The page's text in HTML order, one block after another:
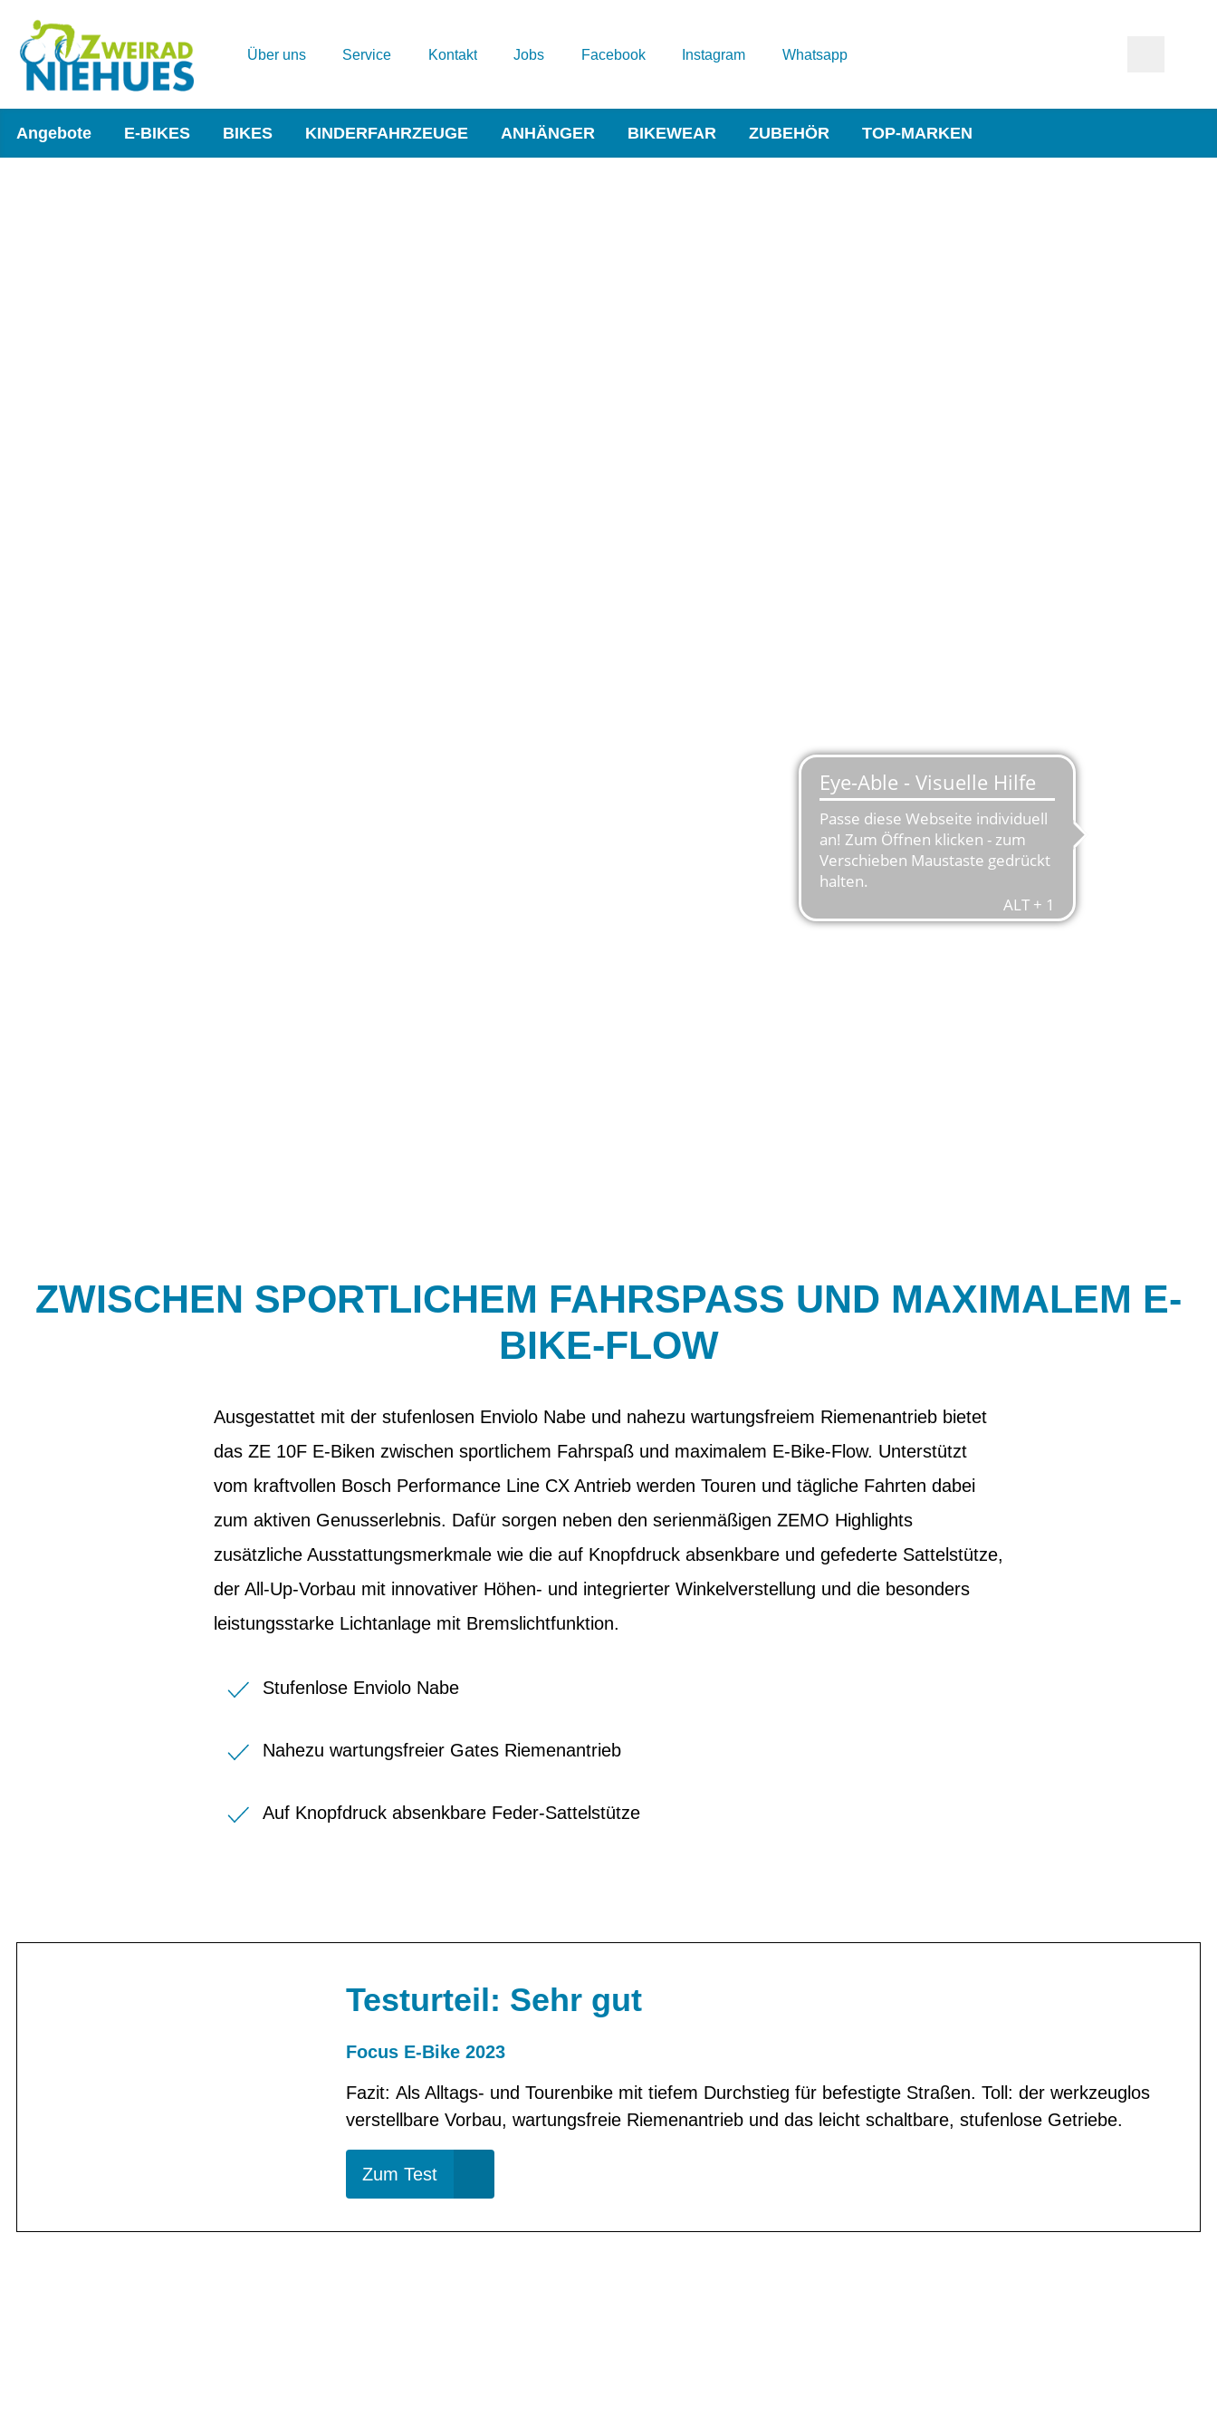
Über uns Service Kontakt Jobs Facebook Instagram Whatsapp
Angebote E-BIKES BIKES KINDERFAHRZEUGE ANHÄNGER BIKEWEAR ZUBEHÖR TOP-MARKEN
ZWISCHEN SPORTLICHEM FAHRSPASS UND MAXIMALEM E-B
IKE-FLOW
Ausgestattet mit der stufenlosen Enviolo Nabe und nahezu wartungsfreiem Riemenantrieb bietet
das ZE 10F E-Biken zwischen sportlichem Fahrspaß und maximalem E-Bike-Flow. Unterstützt
vom kraftvollen Bosch Performance Line CX Antrieb werden Touren und tägliche Fahrten dabei
zum aktiven Genusserlebnis. Dafür sorgen neben den serienmäßigen ZEMO Highlights
zusätzliche Ausstattungsmerkmale wie die auf Knopfdruck absenkbare und gefederte Sattelstütze,
der All-Up-Vorbau mit innovativer Höhen- und integrierter Winkelverstellung und die besonders
leistungsstarke Lichtanlage mit Bremslichtfunktion.
Stufenlose Enviolo Nabe
Nahezu wartungsfreier Gates Riemenantrieb
Auf Knopfdruck absenkbare Feder-Sattelstütze
Testurteil: Sehr gut
Focus E-Bike 2023
Fazit: Als Alltags- und Tourenbike mit tiefem Durchstieg für befestigte Straßen. Toll: der werkzeuglos
verstellbare Vorbau, wartungsfreie Riemenantrieb und das leicht schaltbare, stufenlose Getriebe.
Zum Test